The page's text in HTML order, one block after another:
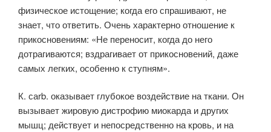
физическое истощение; когда его спрашивают, не
знает, что ответить. Очень характерно отношение к
прикосновениям: «Не переносит, когда до него
дотрагиваются; вздрагивает от прикосновений, даже
самых легких, особенно к ступням».
К. саrb. оказывает глубокое воздействие на ткани. Он
вызывает жировую дистрофию миокарда и других
мышц; действует и непосредственно на кровь, и на